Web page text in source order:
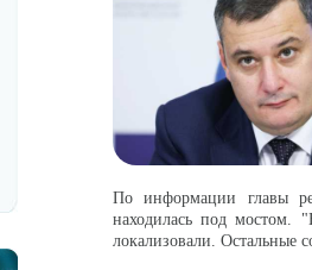
По информации главы
находилась под мостом.
локализовали. Остальные